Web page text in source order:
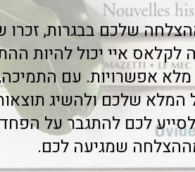
שלכם בבגרות,
לקלאס איי יכול להיות
אפשרויות. עם
המלא שלכם ולהשיג
לכם להתגבר על
שמגיעה לכם.